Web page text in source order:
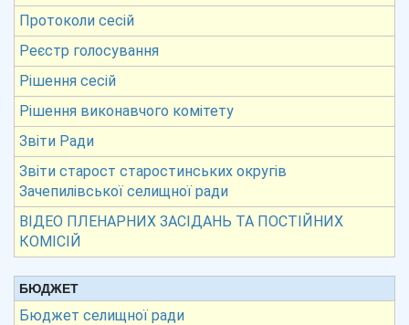
Протоколи сесій
Реєстр голосування
Рішення сесій
Рішення виконавчого комітету
Звіти Ради
Звіти старост старостинських округів
Зачепилівської селищної ради
ВІДЕО ПЛЕНАРНИХ ЗАСІДАНЬ ТА ПОСТІЙНИХ
КОМІСІЙ
БЮДЖЕТ
Бюджет селищної ради